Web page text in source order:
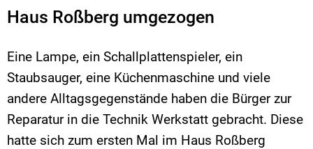
Haus Roßberg umgezogen
Eine Lampe, ein Schallplattenspieler, ein
Staubsauger, eine Küchenmaschine und viele
andere Alltagsgegenstände haben die Bürger zur
Reparatur in die Technik Werkstatt gebracht. Diese
hatte sich zum ersten Mal im Haus Roßberg